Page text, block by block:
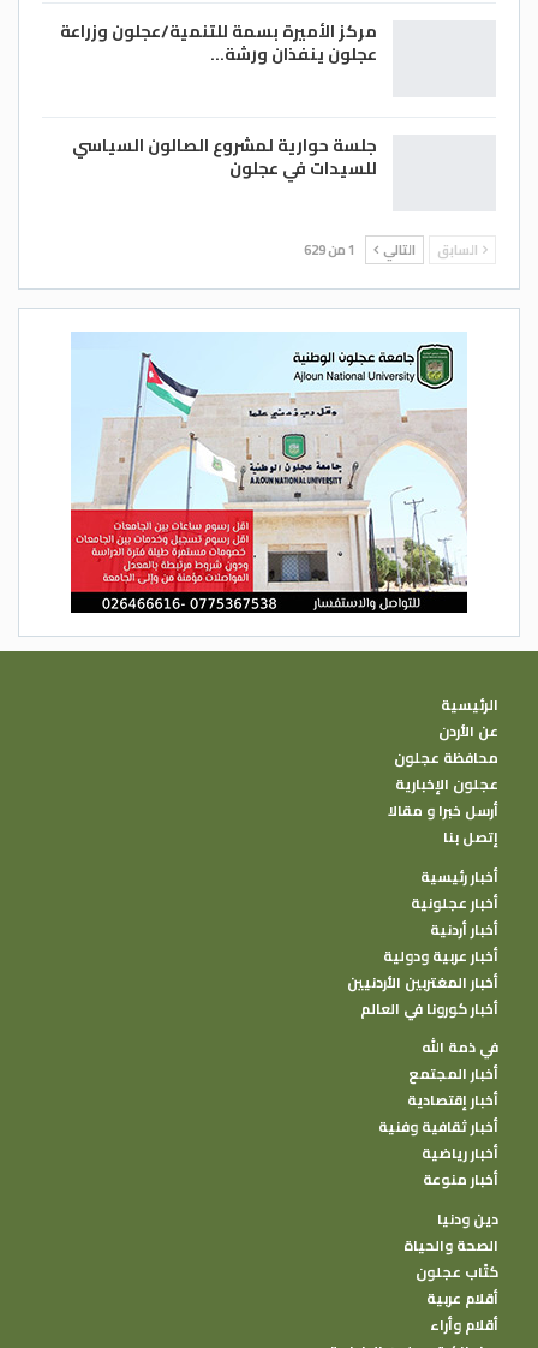
مركز الأميرة بسمة للتنمية/عجلون وزراعة
عجلون ينفذان ورشة…
جلسة حوارية لمشروع الصالون السياسي
للسيدات في عجلون
السابق التالي 1 من 629
الرئيسية
عن الأردن
محافظة عجلون
عجلون الإخبارية
أرسل خبرا و مقالا
إتصل بنا
أخبار رئيسية
أخبار عجلونية
أخبار أردنية
أخبار عربية ودولية
أخبار المغتربين الأردنيين
أخبار كورونا في العالم
في ذمة الله
أخبار المجتمع
أخبار إقتصادية
أخبار ثقافية وفنية
أخبار رياضية
أخبار منوعة
دين ودنيا
الصحة والحياة
كتًاب عجلون
أقلام عربية
أقلام وأراء